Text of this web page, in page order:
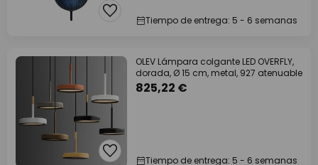
Tiempo de entrega: 5 - 6 semanas
OLEV Lámpara colgante LED OVERFLY,
dorada, Ø 15 cm, metal, 927 atenuable
825,22 €
Tiempo de entrega: 5 - 6 semanas